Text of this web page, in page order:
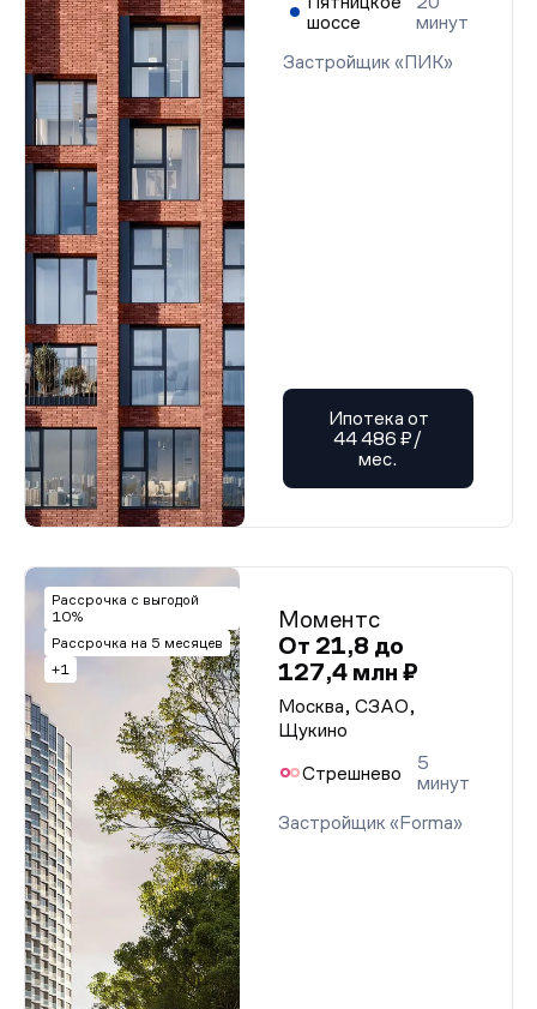
шоссе
минут
Застройщик «ПИК»
Ипотека от
44 486 ₽/
мес.
Рассрочка с выгодой
10%
Рассрочка на 5 месяцев
+1
Моментс
От 21,8 до
127,4 млн ₽
Москва, СЗАО,
Щукино
Стрешнево
5
минут
Застройщик «Forma»